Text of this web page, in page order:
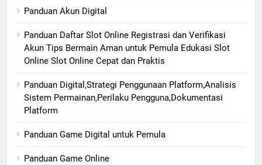
Panduan Akun Digital
Panduan Daftar Slot Online Registrasi dan Verifikasi
Akun Tips Bermain Aman untuk Pemula Edukasi Slot
Online Slot Online Cepat dan Praktis
Panduan Digital,Strategi Penggunaan Platform,Analisis
Sistem Permainan,Perilaku Pengguna,Dokumentasi
Platform
Panduan Game Digital untuk Pemula
Panduan Game Online